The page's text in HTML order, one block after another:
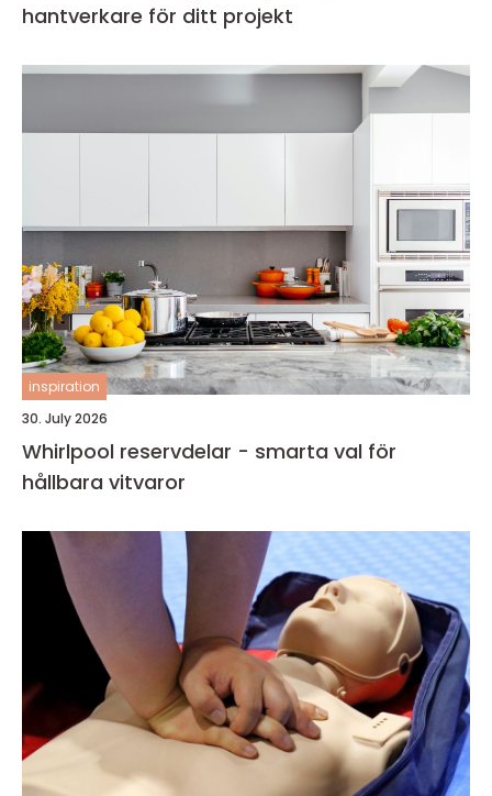
hantverkare för ditt projekt
inspiration
30. July 2026
Whirlpool reservdelar - smarta val för
hållbara vitvaror